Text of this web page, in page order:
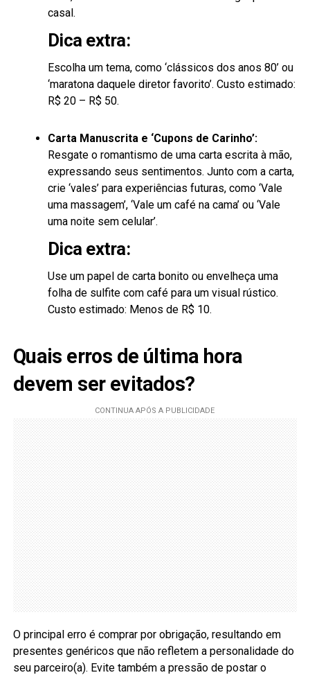
casal.
Dica extra:
Escolha um tema, como ‘clássicos dos anos 80’ ou
‘maratona daquele diretor favorito’. Custo estimado:
R$ 20 – R$ 50.
Carta Manuscrita e ‘Cupons de Carinho’:
Resgate o romantismo de uma carta escrita à mão,
expressando seus sentimentos. Junto com a carta,
crie ‘vales’ para experiências futuras, como ‘Vale
uma massagem’, ‘Vale um café na cama’ ou ‘Vale
uma noite sem celular’.
Dica extra:
Use um papel de carta bonito ou envelheça uma
folha de sulfite com café para um visual rústico.
Custo estimado: Menos de R$ 10.
Quais erros de última hora
devem ser evitados?
O principal erro é comprar por obrigação, resultando em
presentes genéricos que não refletem a personalidade do
seu parceiro(a). Evite também a pressão de postar o